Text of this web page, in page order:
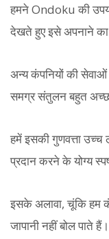
हमने Ondoku की
देखते हुए इसे अपनाने का
अन्य कंपनियों की
समग्र संतुलन बहुत
हमें इसकी गुणवत्ता
प्रदान करने के योग्य
इसके अलावा, चूंकि हम
जापानी नहीं बोल पाते